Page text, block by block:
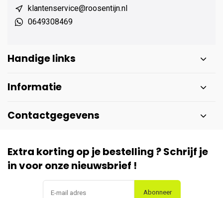
klantenservice@roosentijn.nl
0649308469
Handige links
Informatie
Contactgegevens
Extra korting op je bestelling ? Schrijf je
in voor onze nieuwsbrief !
Abonneer